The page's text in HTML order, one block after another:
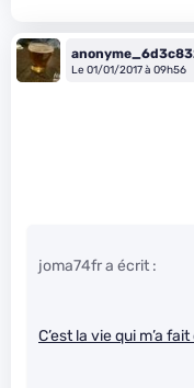
Le 01/01/2017 à 09h56
joma74fr a écrit :
C’est la vie qui m’a